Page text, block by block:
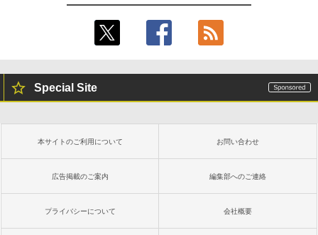
Special Site
本サイトのご利用について お問い合わせ
広告掲載のご案内 編集部へのご連絡
プライバシーについて 会社概要